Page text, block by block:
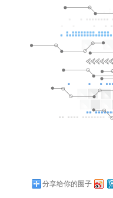
分享给你的圈子